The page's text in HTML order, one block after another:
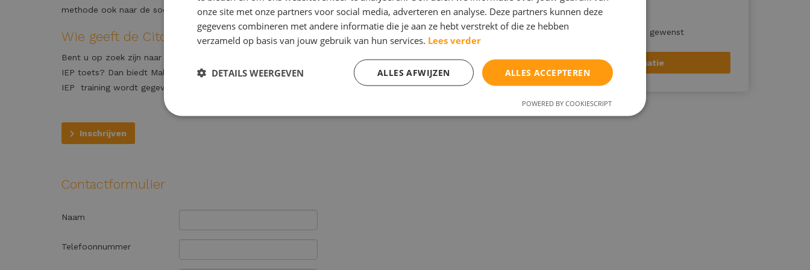
methode ook naar de sociaal-emotionele ontwikkeling, het creatief vermogen en de leeraanpak.
Wie geeft de Cito / IEP training?
Bent u op zoek zijn naar een betrouwbare begeleiding voor uw kinderen bij het voorbereiden op de Cito of
IEP toets? Dan biedt Maltha studiecoaching een bewezen aanpak met deskundige ondersteuning. De Cito /
IEP training wordt gegeven door onze (ortho)pedagogen en psychologen.
Inschrijven
Contactformulier
Naam
Telefoonnummer
dienst
Op maat & flexibel
Direct starten, indien gewenst
Ik wil meer informatie
onze site met onze partners voor social media, adverteren en analyse. Deze partners kunnen deze
gegevens combineren met andere informatie die je aan ze hebt verstrekt of die ze hebben
verzameld op basis van jouw gebruik van hun services. Lees verder
ALLES ACCEPTEREN
ALLES AFWIJZEN
DETAILS WEERGEVEN
POWERED BY COOKIESCRIPT